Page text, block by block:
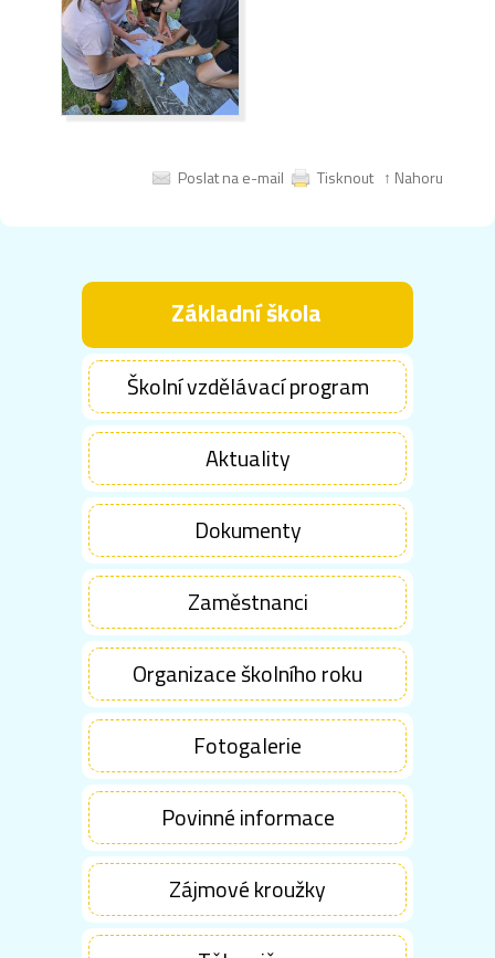
Poslat na e-mail Tisknout ↑ Nahoru
Základní škola
Školní vzdělávací program
Aktuality
Dokumenty
Zaměstnanci
Organizace školního roku
Fotogalerie
Povinné informace
Zájmové kroužky